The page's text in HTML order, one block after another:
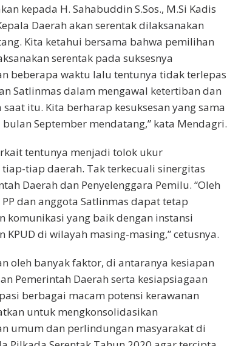
kepada H. Sahabuddin S.Sos., M.Si Kadis
Daerah akan serentak dilaksanakan
Kita ketahui bersama bahwa pemilihan
serentak pada suksesnya
beberapa waktu lalu tentunya tidak terlepas
Satlinmas dalam mengawal ketertiban dan
itu. Kita berharap kesuksesan yang sama
September mendatang,” kata Mendagri.
tentunya menjadi tolok ukur
tiap daerah. Tak terkecuali sinergitas
Daerah dan Penyelenggara Pemilu. “Oleh
dan anggota Satlinmas dapat tetap
komunikasi yang baik dengan instansi
di wilayah masing-masing,” cetusnya.
oleh banyak faktor, di antaranya kesiapan
Pemerintah Daerah serta kesiapsiagaan
berbagai macam potensi kerawanan
untuk mengkonsolidasikan
umum dan perlindungan masyarakat di